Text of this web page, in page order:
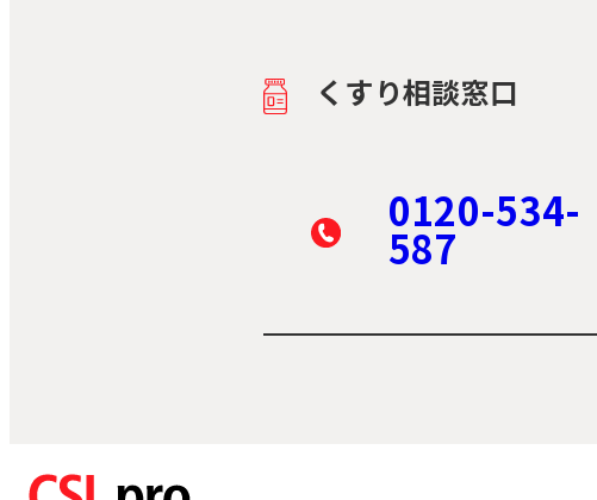
くすり相談窓口
0120-534-
587